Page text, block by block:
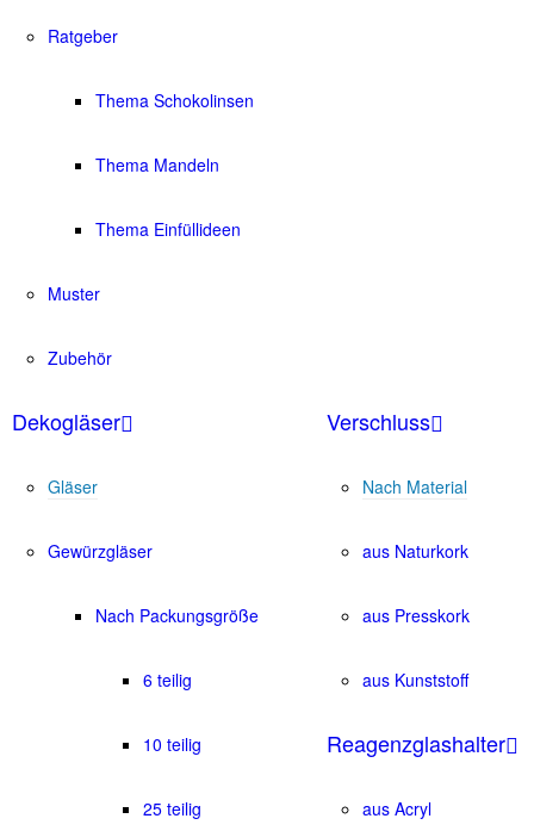
Ratgeber
Thema Schokolinsen
Thema Mandeln
Thema Einfüllideen
Muster
Zubehör
Dekogläser
Gläser
Gewürzgläser
Nach Packungsgröße
6 teilig
10 teilig
25 teilig
Verschluss
Nach Material
aus Naturkork
aus Presskork
aus Kunststoff
Reagenzglashalter
aus Acryl